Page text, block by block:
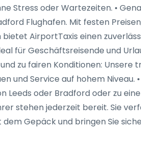
Stress oder Wartezeiten. •
Flughafen. Mit festen
AirportTaxis einen
für Geschäftsreisende und
zu fairen Konditionen: Unsere
und Service auf hohem Niveau.
Leeds oder Bradford oder zu
stehen jederzeit bereit. Sie
Gepäck und bringen Sie